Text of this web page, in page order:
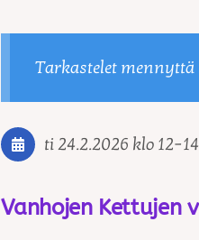
Tarkastelet
ti 24.2.2026 klo 12–
Vanhojen Kettujen